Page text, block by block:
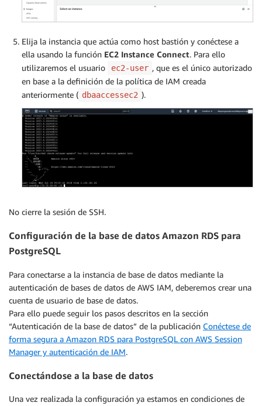
Elija la instancia que actúa como host bastión y conéctese a
ella usando la función EC2 Instance Connect. Para ello
utilizaremos el usuario
ec2-user , que es el único autorizado
en base a la definición de la política de IAM creada
anteriormente ( dbaaccessec2 ).
No cierre la sesión de SSH.
Configuración de la base de datos Amazon RDS para
PostgreSQL
Para conectarse a la instancia de base de datos mediante la
autenticación de bases de datos de AWS IAM, deberemos crear una
cuenta de usuario de base de datos.
Para ello puede seguir los pasos descritos en la sección
“Autenticación de la base de datos” de la publicación Conéctese de
forma segura a Amazon RDS para PostgreSQL con AWS Session
Manager y autenticación de IAM.
Conectándose a la base de datos
Una vez realizada la configuración ya estamos en condiciones de